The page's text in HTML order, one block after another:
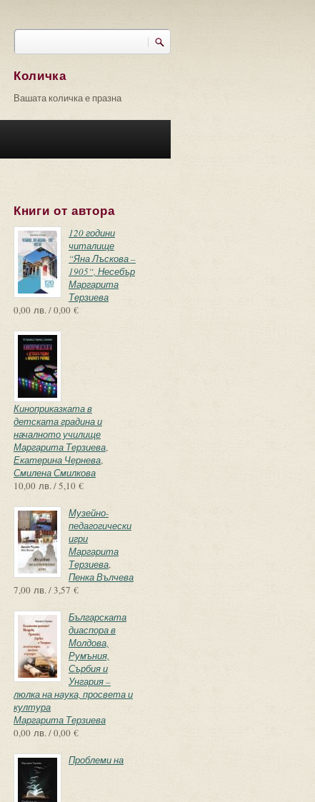
Търси
Количка
Вашата количка е празна
Книги от автора
120 години
читалище
“Яна Лъскова –
1905“, Несебър
Маргарита
Терзиева
0,00 лв. / 0,00 €
Киноприказката в
детската градина и
началното училище
Маргарита Терзиева,
Екатерина Чернева,
Смилена Смилкова
10,00 лв. / 5,10 €
Музейно-
педагогически
игри
Маргарита
Терзиева,
Пенка Вълчева
7,00 лв. / 3,57 €
Българската
диаспора в
Молдова,
Румъния,
Сърбия и
Унгария –
люлка на наука, просвета и
култура
Маргарита Терзиева
0,00 лв. / 0,00 €
Проблеми на